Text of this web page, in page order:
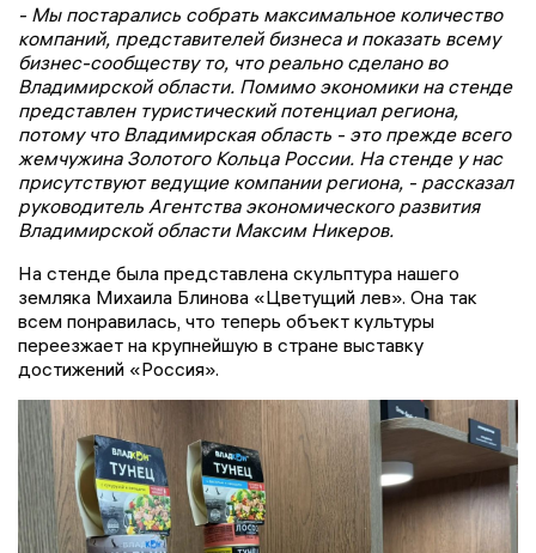
- Мы постарались собрать максимальное количество
компаний, представителей бизнеса и показать всему
бизнес-сообществу то, что реально сделано во
Владимирской области. Помимо экономики на стенде
представлен туристический потенциал региона,
потому что Владимирская область - это прежде всего
жемчужина Золотого Кольца России. На стенде у нас
присутствуют ведущие компании региона, - рассказал
руководитель Агентства экономического развития
Владимирской области Максим Никеров.
На стенде была представлена скульптура нашего
земляка Михаила Блинова «Цветущий лев». Она так
всем понравилась, что теперь объект культуры
переезжает на крупнейшую в стране выставку
достижений «Россия».